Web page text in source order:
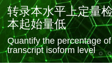
转录本水平上定量
本起始量低
Quantify the percentage
transcript isoform level